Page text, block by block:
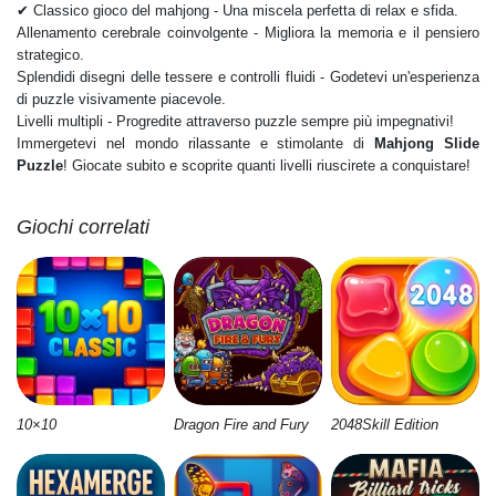
✔ Classico gioco del mahjong - Una miscela perfetta di relax e sfida.
Allenamento cerebrale coinvolgente - Migliora la memoria e il pensiero
strategico.
Splendidi disegni delle tessere e controlli fluidi - Godetevi un'esperienza
di puzzle visivamente piacevole.
Livelli multipli - Progredite attraverso puzzle sempre più impegnativi!
Immergetevi nel mondo rilassante e stimolante di
Mahjong Slide
Puzzle! Giocate subito e scoprite quanti livelli riuscirete a conquistare!
Giochi correlati
10×10 Dragon Fire and Fury 2048Skill Edition